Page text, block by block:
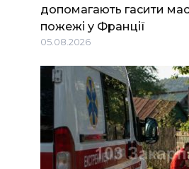
допомагають гасити
пожежі у Франції
05.08.2026